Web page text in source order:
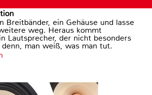
Breitbänder, ein Gehäuse und lasse
weg. Heraus kommt
Lautsprecher, der nicht besonders
man weiß, was man tut.